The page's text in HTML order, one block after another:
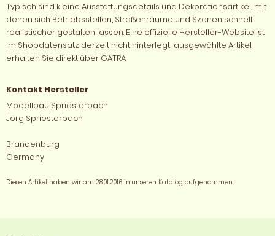
Typisch sind kleine Ausstattungsdetails und Dekorationsartikel, mit
denen sich Betriebsstellen, Straßenräume und Szenen schnell
realistischer gestalten lassen. Eine offizielle Hersteller-Website ist
im Shopdatensatz derzeit nicht hinterlegt; ausgewählte Artikel
erhalten Sie direkt über GATRA.
Kontakt Hersteller
Modellbau Spriesterbach
Jörg Spriesterbach
Brandenburg
Germany
Diesen Artikel haben wir am 28.01.2016 in unseren Katalog aufgenommen.